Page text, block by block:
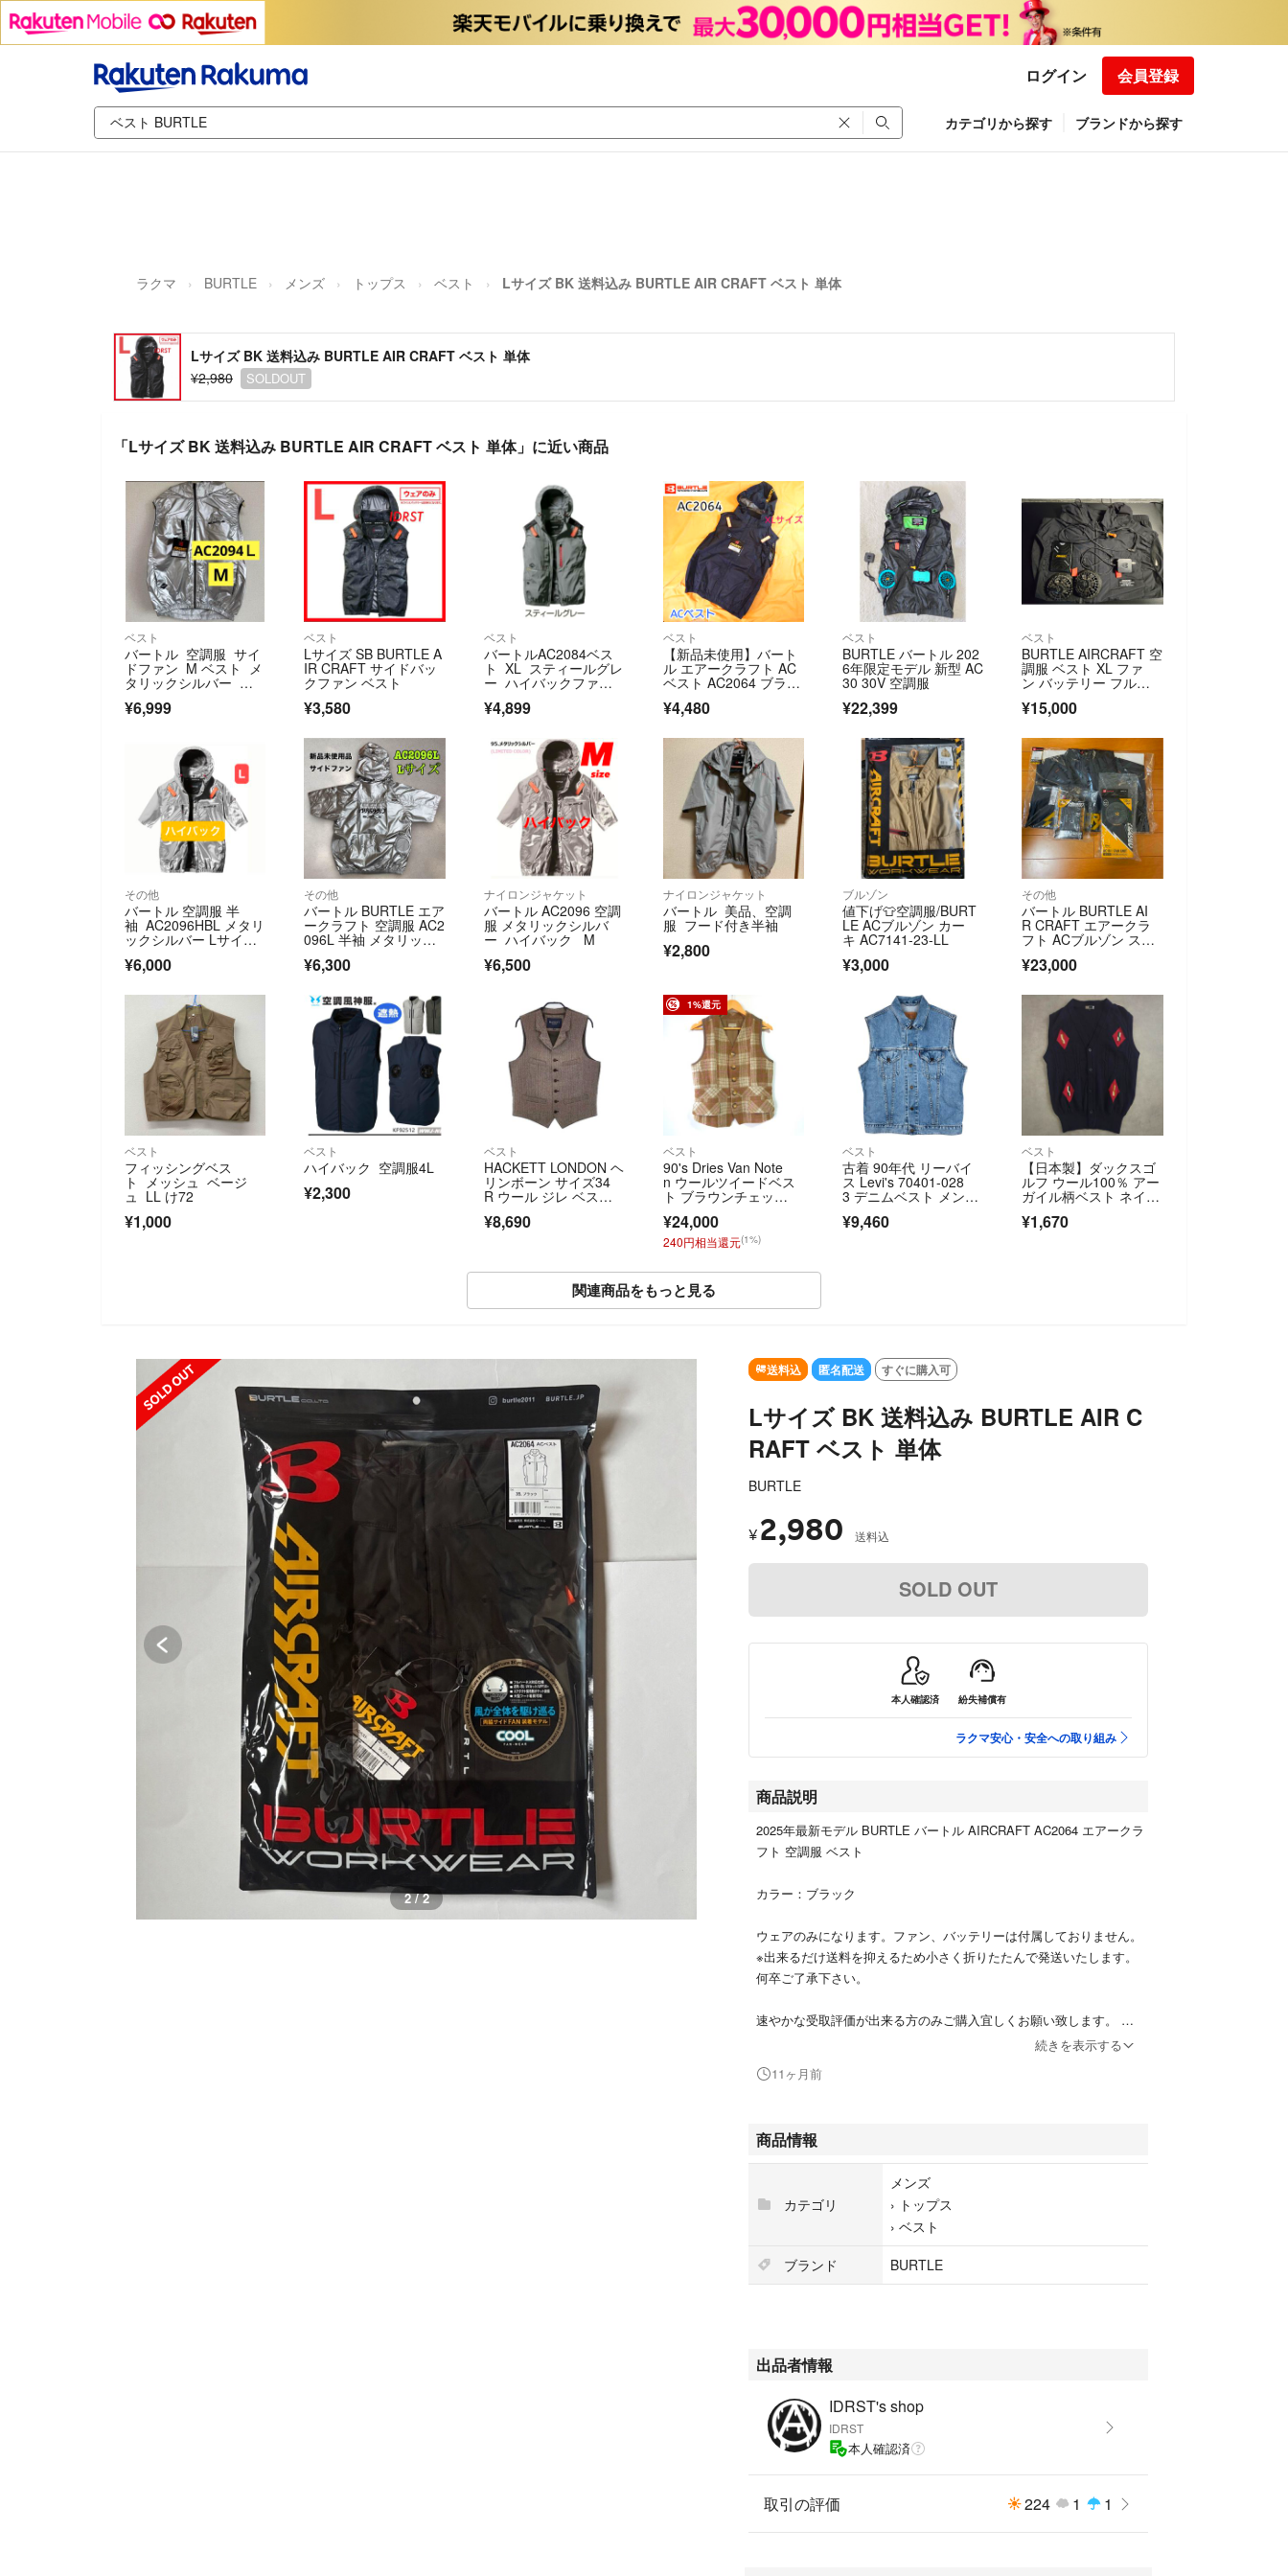
ログイン 会員登録
カテゴリから探す ブランドから探す
ラクマ BURTLE メンズ トップス ベスト Lサイズ BK 送料込み BURTLE AIR CRAFT ベスト 単体
Lサイズ BK 送料込み BURTLE AIR CRAFT ベスト 単体
¥2,980
SOLDOUT
「Lサイズ BK 送料込み BURTLE AIR CRAFT ベスト 単体」に近い商品
ベスト
バートル 空調服 サイ
ドファン M ベスト メ
タリックシルバー 限
定色
¥6,999
ベスト
Lサイズ SB BURTLE A
IR CRAFT サイドバッ
クファン ベスト
¥3,580
ベスト
バートルAC2084ベス
ト XL スティールグレ
ー ハイバックファン
装着モデル
¥4,899
ベスト
【新品未使用】バート
ル エアークラフト AC
ベスト AC2064 ブラッ
ク XL
¥4,480
ベスト
BURTLE バートル 202
6年限定モデル 新型 AC
30 30V 空調服
¥22,399
ベスト
BURTLE AIRCRAFT 空
調服 ベスト XL ファ
ン バッテリー フルセ
¥15,000
その他
バートル 空調服 半
袖 AC2096HBL メタリ
ックシルバー Lサイ
¥6,000
その他
バートル BURTLE エア
ークラフト 空調服 AC2
096L 半袖 メタリック
¥6,300
ナイロンジャケット
バートル AC2096 空調
服 メタリックシルバ
ー ハイバック M
¥6,500
ナイロンジャケット
バートル 美品、空調
服 フード付き半袖
¥2,800
ブルゾン
値下げ👕空調服/BURT
LE ACブルゾン カー
キ AC7141-23-LL
¥3,000
その他
バートル BURTLE AI
R CRAFT エアークラ
フト ACブルゾン スト
ット バッテリー
¥23,000
ベスト
フィッシングベス
ト メッシュ ベージ
ュ LL け72
¥1,000
ベスト
ハイバック 空調服4L
¥2,300
ベスト
HACKETT LONDON ヘ
リンボーン サイズ34
R ウール ジレ ベス
ケットロンドン【中
¥8,690
1%還元
ベスト
90's Dries Van Note
n ウールツイードベス
ト ブラウンチェッ
¥24,000
240円相当還元(1%)
ベスト
古着 90年代 リーバイ
ス Levi's 70401-028
3 デニムベスト メンズ
aa649042
¥9,460
ベスト
【日本製】ダックスゴ
ルフ ウール100％ アー
ガイル柄ベスト ネイビ
¥1,670
関連商品をもっと見る
SOLD OUT
1 / 2
送料込 匿名配送 すぐに購入可
Lサイズ BK 送料込み BURTLE AIR C
RAFT ベスト 単体
BURTLE
¥ 2,980 送料込
SOLD OUT
本人確認済 紛失補償有
ラクマ安心・安全への取り組み
商品説明
2025年最新モデル BURTLE バートル AIRCRAFT AC2064 エアークラ
フト 空調服 ベスト
カラー：ブラック
ウェアのみになります。ファン、バッテリーは付属しておりません。
※出来るだけ送料を抑えるため小さく折りたたんで発送いたします。
何卒ご了承下さい。
速やかな受取評価が出来る方のみご購入宜しくお願い致します。
続きを表示する
11ヶ月前
商品情報
カテゴリ
メンズ
› トップス
› ベスト
ブランド
BURTLE
出品者情報
IDRST's shop
IDRST
本人確認済
取引の評価 224 1 1